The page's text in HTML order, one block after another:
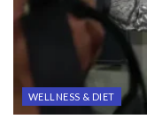
WELLNESS & DIET